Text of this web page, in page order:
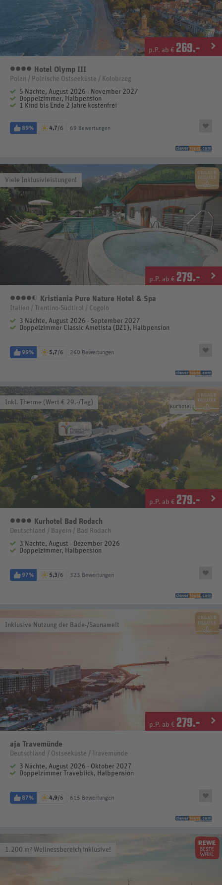
p.P. ab € 269.-
4 Sterne
Hotel Olymp III
Polen / Polnische Ostseeküste / Kolobrzeg
5 Nächte, August 2026 - November 2027
Doppelzimmer, Halbpension
1 Kind bis Ende 2 Jahre kostenfrei
89% 4,7/6 69 Bewertungen
Viele Inklusivleistungen!
p.P. ab € 279.-
4,5 Sterne
Kristiania Pure Nature Hotel & Spa
Italien / Trentino-Südtirol / Cogolo
3 Nächte, August 2026 - September 2027
Doppelzimmer Classic Ametista (DZ1), Halbpension
99% 5,7/6 260 Bewertungen
Inkl. Therme (Wert € 29.-/Tag)
p.P. ab € 279.-
4 Sterne
Kurhotel Bad Rodach
Deutschland / Bayern / Bad Rodach
3 Nächte, August - Dezember 2026
Doppelzimmer, Halbpension
97% 5,3/6 323 Bewertungen
Inklusive Nutzung der Bade-/Saunawelt
p.P. ab € 279.-
aja Travemünde
Deutschland / Ostseeküste / Travemünde
3 Nächte, August 2026 - Oktober 2027
Doppelzimmer Traveblick, Halbpension
87% 4,9/6 615 Bewertungen
1.200 m² Wellnessbereich inklusive!